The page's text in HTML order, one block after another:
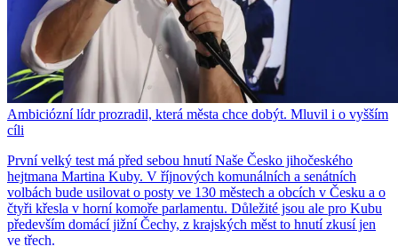
Ambiciózní lídr prozradil, která města chce dobýt. Mluvil i o vyšším
cíli
První velký test má před sebou hnutí Naše Česko jihočeského
hejtmana Martina Kuby. V říjnových komunálních a senátních
volbách bude usilovat o posty ve 130 městech a obcích v Česku a o
čtyři křesla v horní komoře parlamentu. Důležité jsou ale pro Kubu
především domácí jižní Čechy, z krajských měst to hnutí zkusí jen
ve třech.